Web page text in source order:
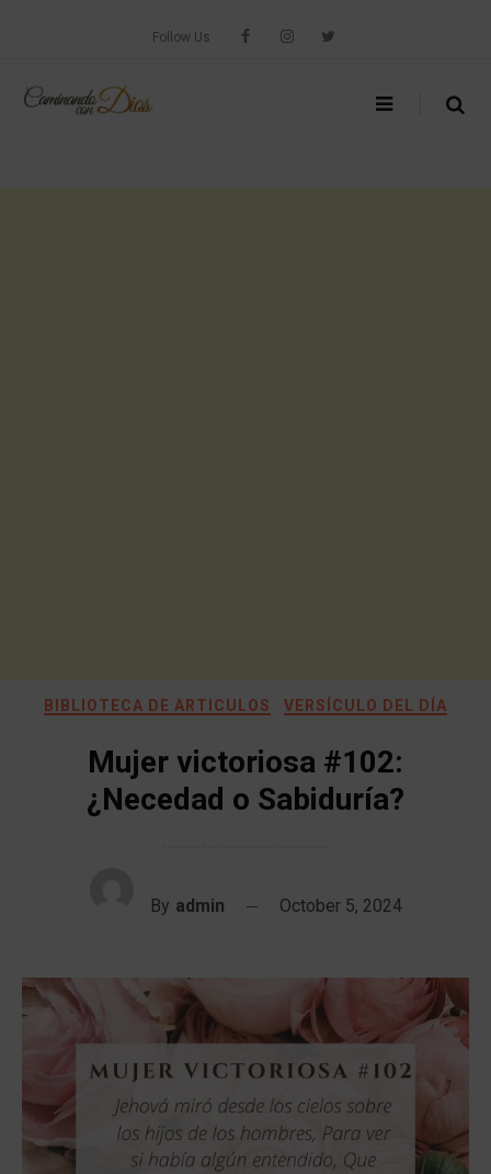
Follow Us
BIBLIOTECA DE ARTICULOS VERSÍCULO DEL DÍA
Mujer victoriosa #102:
¿Necedad o Sabiduría?
By admin October 5, 2024